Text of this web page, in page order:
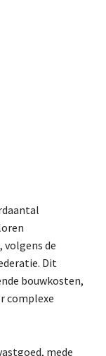
de
Dit
bouwkosten,
complexe
mede